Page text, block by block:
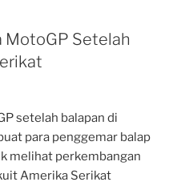
MotoGP Setelah
setelah balapan di
para penggemar balap
melihat perkembangan
Amerika Serikat